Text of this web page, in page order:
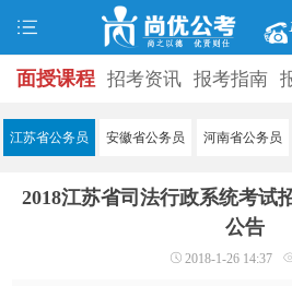
面授课程 招考资讯 报考指南
口 打准考证 成绩查询 面试公告
学员风采 名
江苏省公务员 安徽省公务员 河南省公务员
2018江苏省司法行政系统考试
公告
2018-1-26 14:37